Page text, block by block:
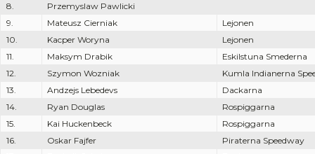
8.
Przemyslaw Pawlicki
9.
Mateusz Cierniak
Lejonen
10.
Kacper Woryna
Lejonen
11.
Maksym Drabik
Eskilstuna Smederna
12.
Szymon Wozniak
Kumla Indianerna
13.
Andzejs Lebedevs
Dackarna
14.
Ryan Douglas
Rospiggarna
15.
Kai Huckenbeck
Rospiggarna
16.
Oskar Fajfer
Piraterna Speedway